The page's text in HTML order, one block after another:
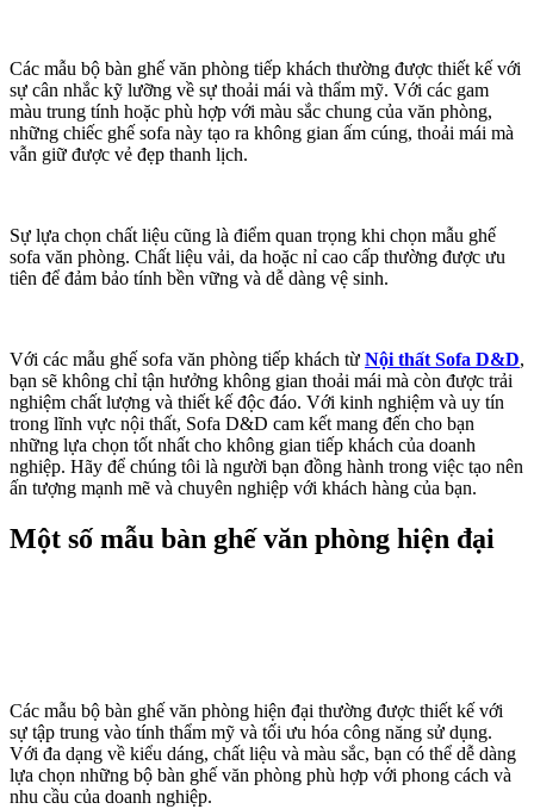
Các mẫu bộ bàn ghế văn phòng tiếp khách thường được thiết kế với
sự cân nhắc kỹ lưỡng về sự thoải mái và thẩm mỹ. Với các gam
màu trung tính hoặc phù hợp với màu sắc chung của văn phòng,
những chiếc ghế sofa này tạo ra không gian ấm cúng, thoải mái mà
vẫn giữ được vẻ đẹp thanh lịch.
Sự lựa chọn chất liệu cũng là điểm quan trọng khi chọn mẫu ghế
sofa văn phòng. Chất liệu vải, da hoặc nỉ cao cấp thường được ưu
tiên để đảm bảo tính bền vững và dễ dàng vệ sinh.
Với các mẫu ghế sofa văn phòng tiếp khách từ Nội thất Sofa D&D,
bạn sẽ không chỉ tận hưởng không gian thoải mái mà còn được trải
nghiệm chất lượng và thiết kế độc đáo. Với kinh nghiệm và uy tín
trong lĩnh vực nội thất, Sofa D&D cam kết mang đến cho bạn
những lựa chọn tốt nhất cho không gian tiếp khách của doanh
nghiệp. Hãy để chúng tôi là người bạn đồng hành trong việc tạo nên
ấn tượng mạnh mẽ và chuyên nghiệp với khách hàng của bạn.
Một số mẫu bàn ghế văn phòng hiện đại
Các mẫu bộ bàn ghế văn phòng hiện đại thường được thiết kế với
sự tập trung vào tính thẩm mỹ và tối ưu hóa công năng sử dụng.
Với đa dạng về kiểu dáng, chất liệu và màu sắc, bạn có thể dễ dàng
lựa chọn những bộ bàn ghế văn phòng phù hợp với phong cách và
nhu cầu của doanh nghiệp.